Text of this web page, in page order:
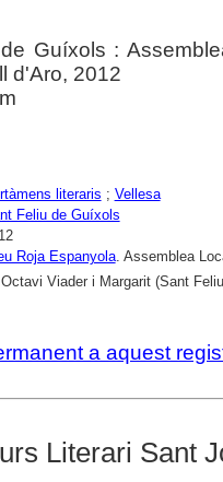
Guíxols :
d'Aro, 2012
literaris ; Vellesa
Feliu de Guíxols
Roja Espanyola. Assemblea
Viader i Margarit (Sant
a aquest
Literari Sant